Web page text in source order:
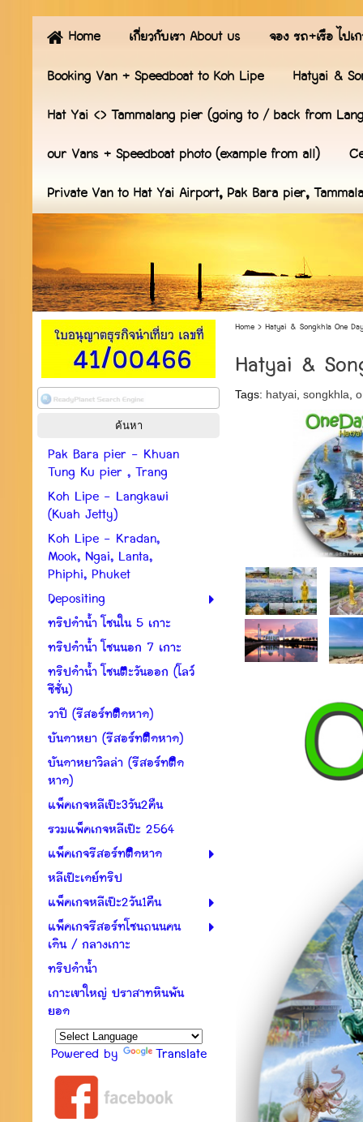
Home เกี่ยวกับเรา About us
จอง รถ+เรือ ไปเ
Booking Van + Speedboat to Koh Lipe
Hatyai &
Hat Yai <> Tammalang pier (going to / back from
our Vans + Speedboat photo (example from all)
Private Van to Hat Yai Airport, Pak Bara pier,
Pak Bara pier - Khuan
Tung Ku pier , Trang
Koh Lipe - Langkawi
(Kuah Jetty)
Koh Lipe - Kradan,
Mook, Ngai, Lanta,
Phiphi, Phuket
Depositing
ทริปดำน้ำ โซนใน 5 เกาะ
ทริปดำน้ำ โซนนอก 7 เกาะ
ทริปดำน้ำ โซนตะวันออก (โลว์
ซีซั่น)
วาปี (รีสอร์ทติดหาด)
บันดาหยา (รีสอร์ทติดหาด)
บันดาหยาวิลล่า (รีสอร์ทติด
หาด)
แพ็คเกจหลีเป๊ะ3วัน2คืน
รวมแพ็คเกจหลีเป๊ะ 2564
แพ็คเกจรีสอร์ทติดหาด
หลีเป๊ะเดย์ทริป
แพ็คเกจหลีเป๊ะ2วัน1คืน
แพ็คเกจรีสอร์ทโซนถนนคน
เดิน / กลางเกาะ
ทริปดำน้ำ
เกาะเขาใหญ่ ปราสาทหินพัน
ยอด
Powered by
Translate
Home> Hatyai & Songkhla One
Hatyai &
Tags: hatyai ,songkhla ,